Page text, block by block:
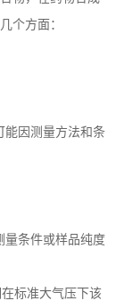
个方面：
能因测量方法和条
量条件或样品纯度
标准大气压下该